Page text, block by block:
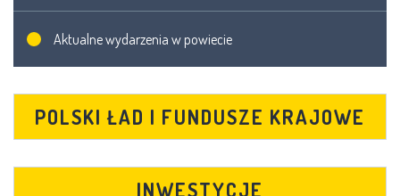
Aktualne wydarzenia w powiecie
POLSKI ŁAD I FUNDUSZE KRAJOWE
INWESTYCJE